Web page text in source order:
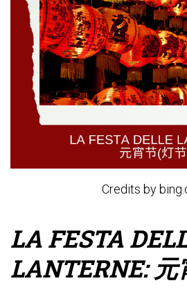
Credits by
LA FESTA
LANTERNE:元